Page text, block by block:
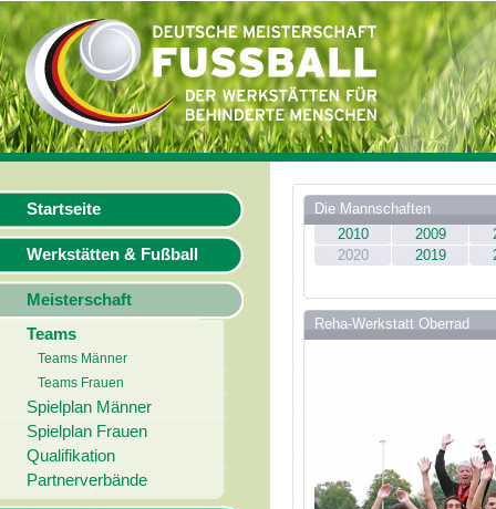
Startseite
Werkstätten & Fußball
Meisterschaft
Teams
Teams Männer
Teams Frauen
Spielplan Männer
Spielplan Frauen
Qualifikation
Partnerverbände
Die Mannschaften
2010
2009
2020
2019
Reha-Werkstatt Oberrad